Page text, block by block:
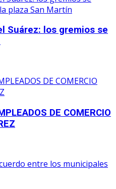
Suárez: los gremios se
DE COMERCIO